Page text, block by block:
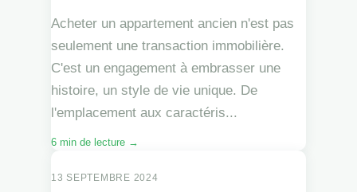
Acheter un appartement ancien n'est pas
seulement une transaction immobilière.
C'est un engagement à embrasser une
histoire, un style de vie unique. De
l'emplacement aux caractéris...
6 min de lecture →
13 SEPTEMBRE 2024